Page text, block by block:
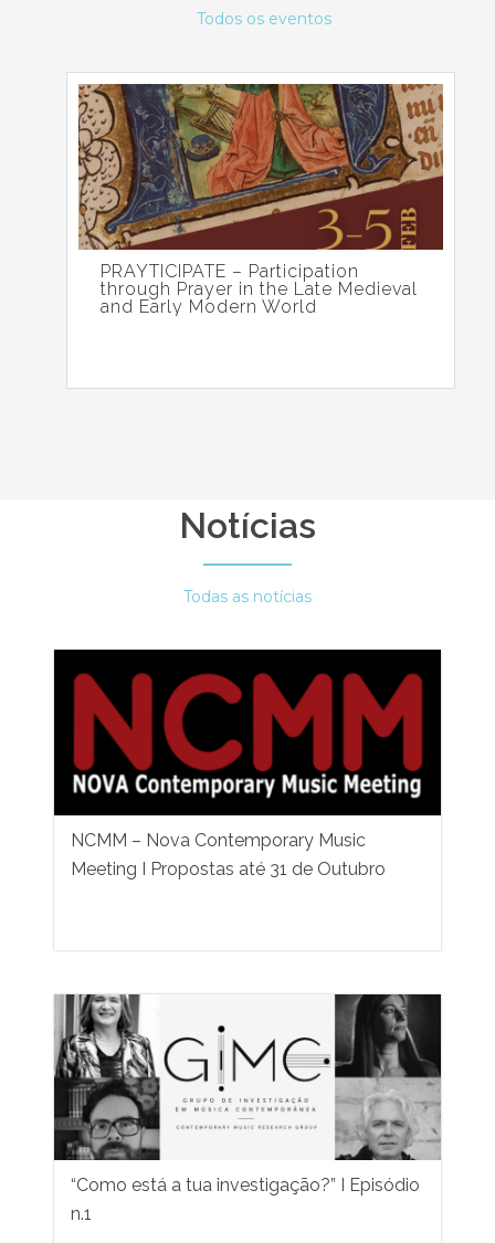
Todos os eventos
PRAYTICIPATE – Participation
through Prayer in the Late Medieval
and Early Modern World
Notícias
Todas as notícias
NCMM – Nova Contemporary Music
Meeting I Propostas até 31 de Outubro
“Como está a tua investigação?” I Episódio
n.1